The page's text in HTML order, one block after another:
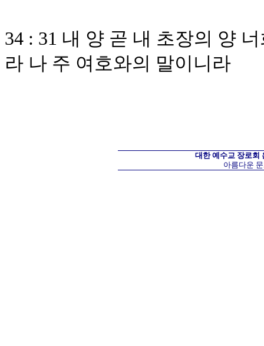
34 : 31 내 양 곧 내 초장의 양
라 나 주 여호와의 말이니라
대한 예수교 장로회
아름다운